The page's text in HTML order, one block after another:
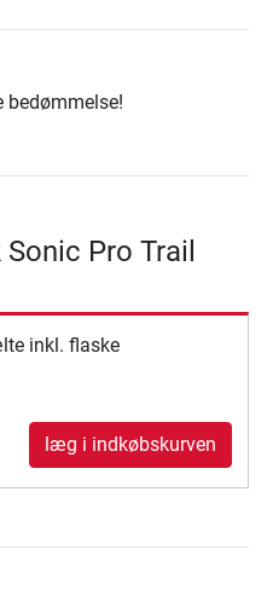
bedømmelse!
Pro Trail
inkl. flaske
læg i indkøbskurven